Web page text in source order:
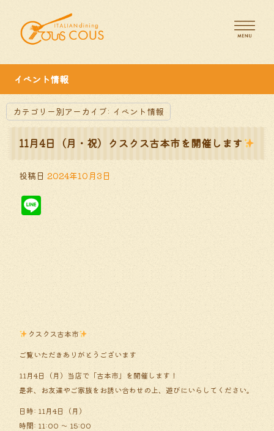
イベント情報
カテゴリー別アーカイブ: イベント情報
11月4日（月・祝）クスクス古本市を開催します
投稿日 2024年10月3日
クスクス古本市
ご覧いただきありがとうございます
11月4日（月）当店で「古本市」を開催します！
是非、お友達やご家族をお誘い合わせの上、遊びにいらしてください。
日時: 11月4日（月）
時間: 11:00 ～ 15:00